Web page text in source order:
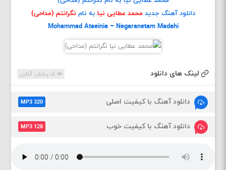
دانلود آهنگ جدید محمد عطایی نیا به نام نگرانتم (مداحی)
Mohammad Ataeinia – Negaranetam Madahi
لینک های دانلود کد پخش آنلاین
دانلود آهنگ با کیفیت اصلی MP3 320
دانلود آهنگ با کیفیت خوب MP3 128